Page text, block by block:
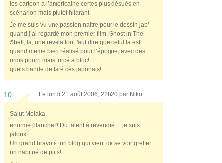
les cartoon à l’américaine certes plus désués en
scénarion mais plutot hilarant.
Je me suis vu une passion naitre pour le dessin jap’
quand j’ai regardé mon premier film, Ghost in The
Shell, la, une revelation, faut dire que celui la est
quand meme bien réalisé pour l’époque, avec des
ordis pourri mais forcé a bloc!
quels bande de taré ces japonais!
10. Le lundi 21 août 2006, 22h20 par Niko
Salut Melaka,
enorme planche!!! Du talent à revendre….je suis
jaloux.
Un grand bravo à ton blog qui vient de se voir greffer
un habitué de plus!